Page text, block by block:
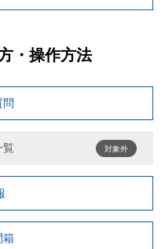
・操作方法
問
覧 対象外
箱